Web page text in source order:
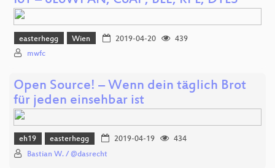
easterhegg Wien 2019-04-20
439
mwfc
Open Source! – Wenn dein täglich Brot
für jeden einsehbar ist
eh19 easterhegg 2019-04-19
434
Bastian W. / @dasrecht